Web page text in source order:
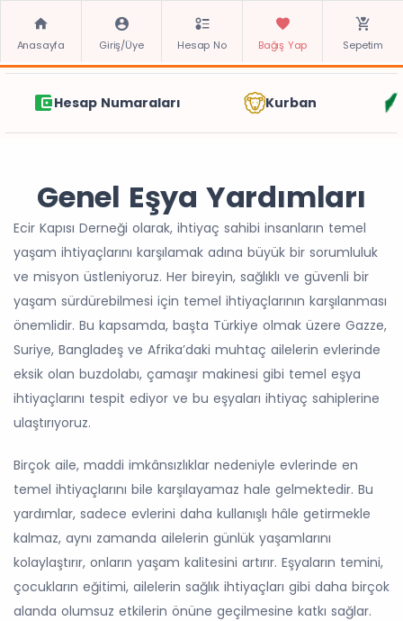
Anasayfa Giriş/Üye Hesap No Bağış Yap Sepetim
Hesap Numaraları Kurban
Genel Eşya Yardımları
Ecir Kapısı Derneği olarak, ihtiyaç sahibi insanların temel
yaşam ihtiyaçlarını karşılamak adına büyük bir sorumluluk
ve misyon üstleniyoruz. Her bireyin, sağlıklı ve güvenli bir
yaşam sürdürebilmesi için temel ihtiyaçlarının karşılanması
önemlidir. Bu kapsamda, başta Türkiye olmak üzere Gazze,
Suriye, Bangladeş ve Afrika’daki muhtaç ailelerin evlerinde
eksik olan buzdolabı, çamaşır makinesi gibi temel eşya
ihtiyaçlarını tespit ediyor ve bu eşyaları ihtiyaç sahiplerine
ulaştırıyoruz.
Birçok aile, maddi imkânsızlıklar nedeniyle evlerinde en
temel ihtiyaçlarını bile karşılayamaz hale gelmektedir. Bu
yardımlar, sadece evlerini daha kullanışlı hâle getirmekle
kalmaz, aynı zamanda ailelerin günlük yaşamlarını
kolaylaştırır, onların yaşam kalitesini artırır. Eşyaların temini,
çocukların eğitimi, ailelerin sağlık ihtiyaçları gibi daha birçok
alanda olumsuz etkilerin önüne geçilmesine katkı sağlar.